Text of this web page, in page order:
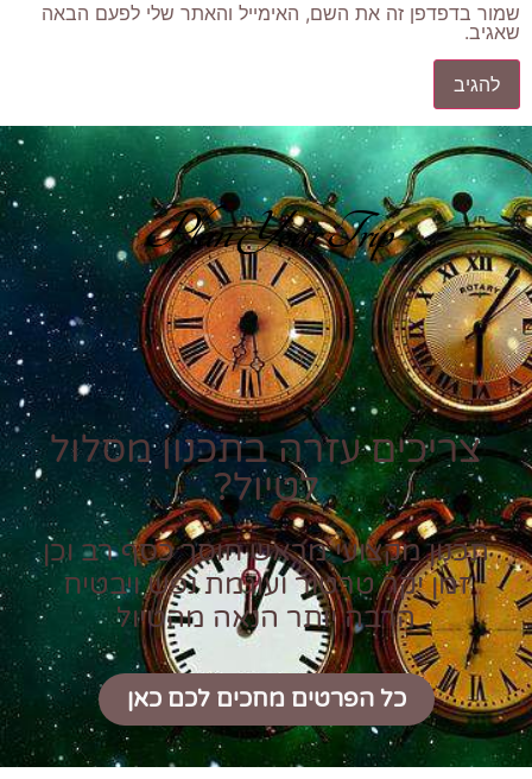
שמור בדפדפן זה את השם, האימייל והאתר שלי לפעם הבאה
שאגיב.
Plan Your Trip
צריכים עזרה בתכנון מסלול
לטיול?
תכנון מקצועי מראש חוסך כסף רב וכן
זמן יקר טרטור ועוגמת נפש ויבטיח
הרבה יותר הנאה מהטיול
כל הפרטים מחכים לכם כאן